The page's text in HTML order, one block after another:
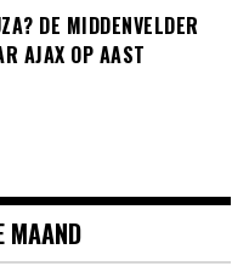
DE MIDDENVELDER
AJAX OP AAST
MAAND